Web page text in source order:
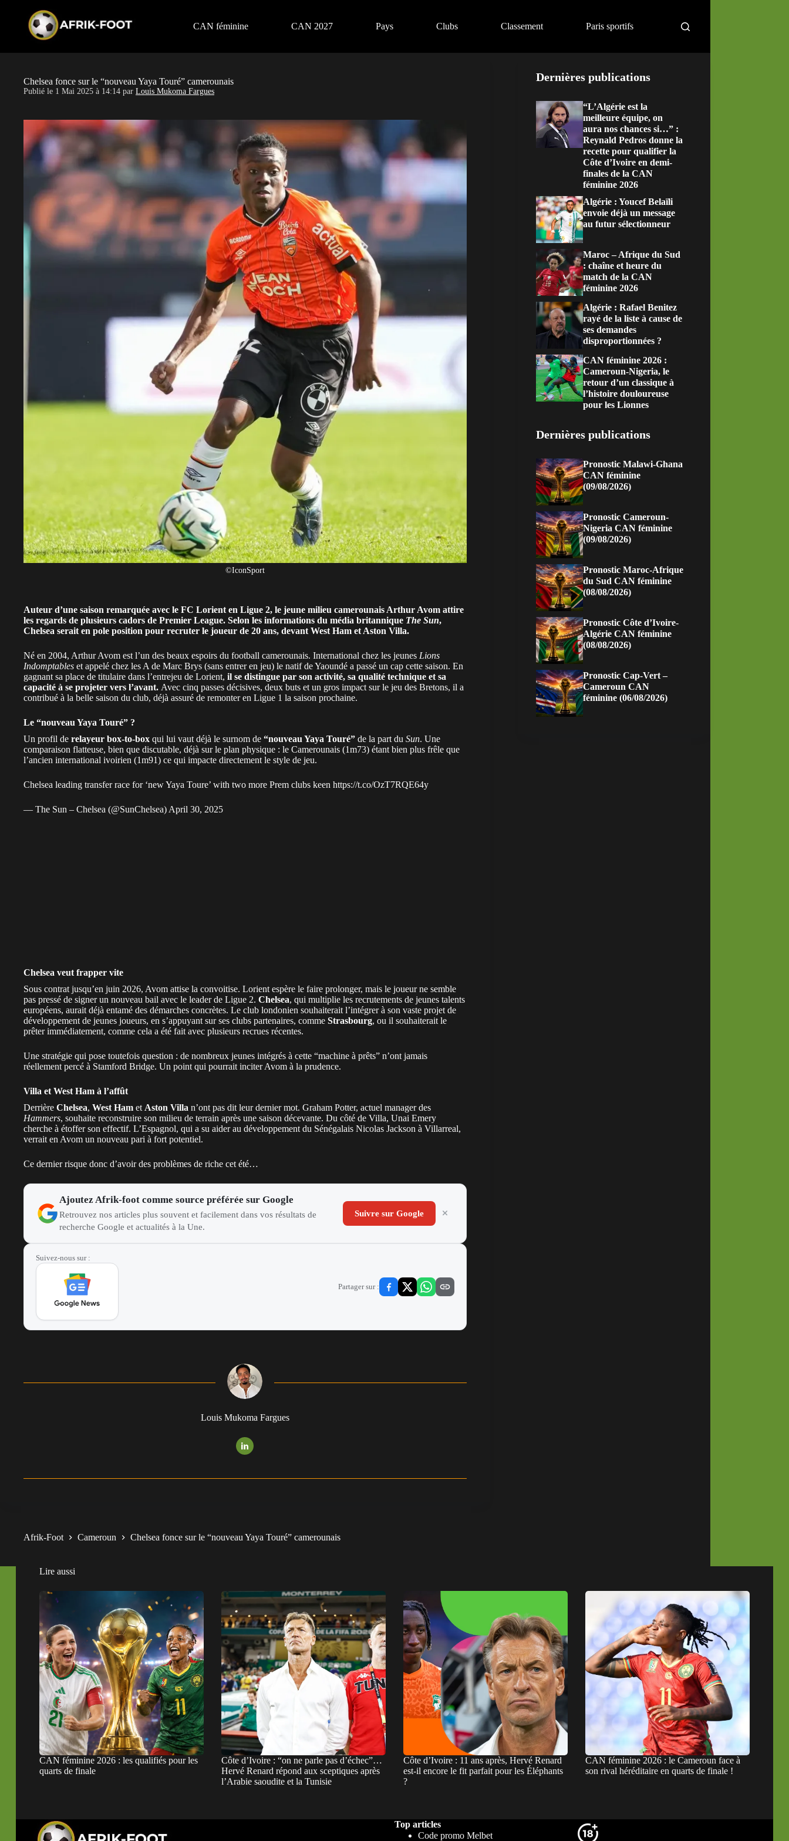
CAN féminine CAN 2027 Pays Clubs Classement Paris sportifs
Chelsea fonce sur le “nouveau Yaya Touré” camerounais
Publié le 1 Mai 2025 à 14:14 par Louis Mukoma Fargues
©IconSport
Auteur d’une saison remarquée avec le FC Lorient en Ligue 2, le jeune milieu camerounais Arthur Avom attire
les regards de plusieurs cadors de Premier League. Selon les informations du média britannique The Sun,
Chelsea serait en pole position pour recruter le joueur de 20 ans, devant West Ham et Aston Villa.
Né en 2004, Arthur Avom est l’un des beaux espoirs du football camerounais. International chez les jeunes Lions
Indomptables et appelé chez les A de Marc Brys (sans entrer en jeu) le natif de Yaoundé a passé un cap cette saison. En
gagnant sa place de titulaire dans l’entrejeu de Lorient, il se distingue par son activité, sa qualité technique et sa
capacité à se projeter vers l’avant. Avec cinq passes décisives, deux buts et un gros impact sur le jeu des Bretons, il a
contribué à la belle saison du club, déjà assuré de remonter en Ligue 1 la saison prochaine.
Le “nouveau Yaya Touré” ?
Un profil de relayeur box-to-box qui lui vaut déjà le surnom de “nouveau Yaya Touré” de la part du Sun. Une
comparaison flatteuse, bien que discutable, déjà sur le plan physique : le Camerounais (1m73) étant bien plus frêle que
l’ancien international ivoirien (1m91) ce qui impacte directement le style de jeu.
Chelsea leading transfer race for ‘new Yaya Toure’ with two more Prem clubs keen https://t.co/OzT7RQE64y
— The Sun – Chelsea (@SunChelsea) April 30, 2025
Chelsea veut frapper vite
Sous contrat jusqu’en juin 2026, Avom attise la convoitise. Lorient espère le faire prolonger, mais le joueur ne semble
pas pressé de signer un nouveau bail avec le leader de Ligue 2. Chelsea, qui multiplie les recrutements de jeunes talents
européens, aurait déjà entamé des démarches concrètes. Le club londonien souhaiterait l’intégrer à son vaste projet de
développement de jeunes joueurs, en s’appuyant sur ses clubs partenaires, comme Strasbourg, ou il souhaiterait le
prêter immédiatement, comme cela a été fait avec plusieurs recrues récentes.
Une stratégie qui pose toutefois question : de nombreux jeunes intégrés à cette “machine à prêts” n’ont jamais
réellement percé à Stamford Bridge. Un point qui pourrait inciter Avom à la prudence.
Villa et West Ham à l’affût
Derrière Chelsea, West Ham et Aston Villa n’ont pas dit leur dernier mot. Graham Potter, actuel manager des
Hammers, souhaite reconstruire son milieu de terrain après une saison décevante. Du côté de Villa, Unai Emery
cherche à étoffer son effectif. L’Espagnol, qui a su aider au développement du Sénégalais Nicolas Jackson à Villarreal,
verrait en Avom un nouveau pari à fort potentiel.
Ce dernier risque donc d’avoir des problèmes de riche cet été…
Ajoutez Afrik-foot comme source préférée sur Google
Retrouvez nos articles plus souvent et facilement dans vos résultats de
recherche Google et actualités à la Une.
Suivre sur Google
Suivez-nous sur :
Partager sur :
Louis Mukoma Fargues
Dernières publications
“L’Algérie est la
meilleure équipe, on
aura nos chances si…” :
Reynald Pedros donne la
recette pour qualifier la
Côte d’Ivoire en demi-
finales de la CAN
féminine 2026
Algérie : Youcef Belaïli
envoie déjà un message
au futur sélectionneur
Maroc – Afrique du Sud
: chaîne et heure du
match de la CAN
féminine 2026
Algérie : Rafael Benitez
rayé de la liste à cause de
ses demandes
disproportionnées ?
CAN féminine 2026 :
Cameroun-Nigeria, le
retour d’un classique à
l’histoire douloureuse
pour les Lionnes
Dernières publications
Pronostic Malawi-Ghana
CAN féminine
(09/08/2026)
Pronostic Cameroun-
Nigeria CAN féminine
(09/08/2026)
Pronostic Maroc-Afrique
du Sud CAN féminine
(08/08/2026)
Pronostic Côte d’Ivoire-
Algérie CAN féminine
(08/08/2026)
Pronostic Cap-Vert –
Cameroun CAN
féminine (06/08/2026)
Afrik-Foot Cameroun Chelsea fonce sur le “nouveau Yaya Touré” camerounais
Lire aussi
CAN féminine 2026 : les qualifiés pour les
quarts de finale
Côte d’Ivoire : “on ne parle pas d’échec”…
Hervé Renard répond aux sceptiques après
l’Arabie saoudite et la Tunisie
Côte d’Ivoire : 11 ans après, Hervé Renard
est-il encore le fit parfait pour les Éléphants
?
CAN féminine 2026 : le Cameroun face à
son rival héréditaire en quarts de finale !
Top articles
Code promo Melbet